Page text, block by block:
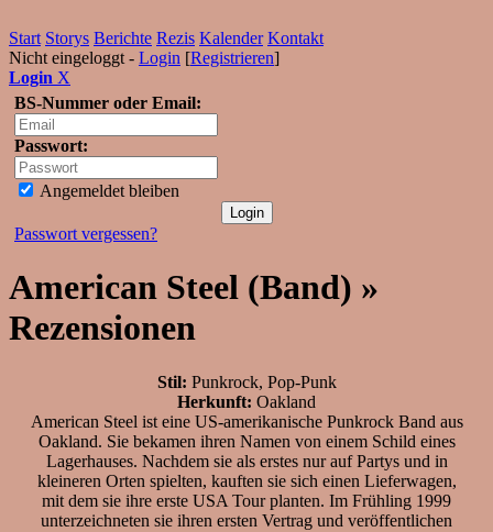
Start Storys Berichte Rezis Kalender Kontakt
Nicht eingeloggt - Login [Registrieren]
Login X
BS-Nummer oder Email:
Passwort:
Angemeldet bleiben
Passwort vergessen?
American Steel (Band) »
Rezensionen
Stil: Punkrock, Pop-Punk
Herkunft: Oakland
American Steel ist eine US-amerikanische Punkrock Band aus
Oakland. Sie bekamen ihren Namen von einem Schild eines
Lagerhauses. Nachdem sie als erstes nur auf Partys und in
kleineren Orten spielten, kauften sie sich einen Lieferwagen,
mit dem sie ihre erste USA Tour planten. Im Frühling 1999
unterzeichneten sie ihren ersten Vertrag und veröffentlichen